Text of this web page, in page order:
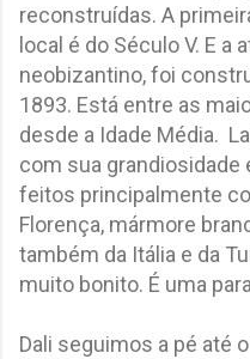
reconstruídas. A
local é do Século V. E a
neobizantino, foi
1893. Está entre as
desde a Idade Média.
com sua
feitos principalmente
Florença, mármore
também da Itália e da
muito bonito. É uma
Dali seguimos a pé até